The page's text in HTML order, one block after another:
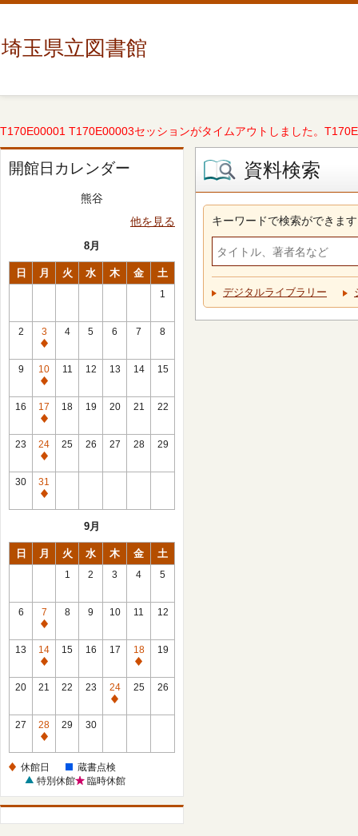
埼玉県立図書館
T170E00001 T170E00003セッションがタイムアウトしました。
開館日カレンダー
熊谷
他を見る
8月
日 月 火 水 木 金 土
1
2
3
休
館
日
4 5 6 7 8
9
10
休
館
日
11 12 13 14 15
16
17
休
館
日
18 19 20 21 22
23
24
休
館
日
25 26 27 28 29
30
31
休
9月
日 月 火 水 木 金 土
1 2 3 4 5
6
7
休
館
日
8 9 10 11 12
13
14
休
館
15 16 17
18
休
館
19
20 21 22 23
24
休
25 26
27
28
休
日
29 30
休館日
蔵書点検
特別休館
臨時休館
資料検索
キーワードで検索ができます
デジタルライブラリー